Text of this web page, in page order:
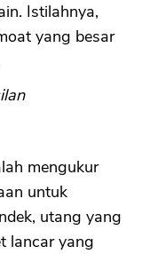
Istilahnya,
yang besar
mengukur
untuk
utang yang
lancar yang